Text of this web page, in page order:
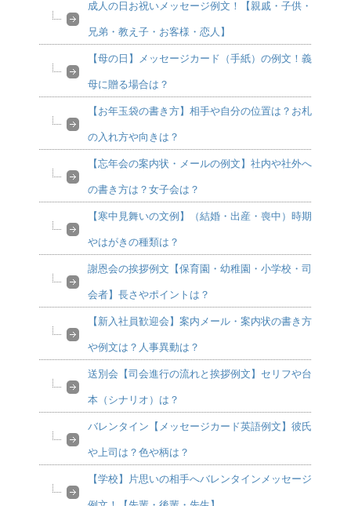
成人の日お祝いメッセージ例文！【親戚・子供・
兄弟・教え子・お客様・恋人】
【母の日】メッセージカード（手紙）の例文！義
母に贈る場合は？
【お年玉袋の書き方】相手や自分の位置は？お札
の入れ方や向きは？
【忘年会の案内状・メールの例文】社内や社外へ
の書き方は？女子会は？
【寒中見舞いの文例】（結婚・出産・喪中）時期
やはがきの種類は？
謝恩会の挨拶例文【保育園・幼稚園・小学校・司
会者】長さやポイントは？
【新入社員歓迎会】案内メール・案内状の書き方
や例文は？人事異動は？
送別会【司会進行の流れと挨拶例文】セリフや台
本（シナリオ）は？
バレンタイン【メッセージカード英語例文】彼氏
や上司は？色や柄は？
【学校】片思いの相手へバレンタインメッセージ